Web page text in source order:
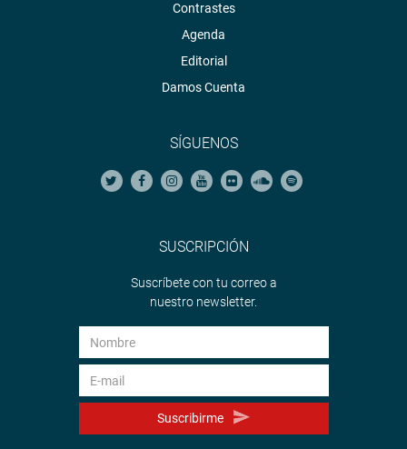
Contrastes
Agenda
Editorial
Damos Cuenta
SÍGUENOS
SUSCRIPCIÓN
Suscríbete con tu correo a
nuestro newsletter.
Suscribirme